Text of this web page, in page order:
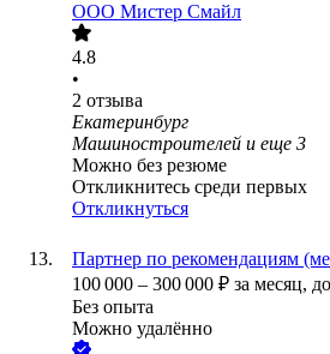
ООО Мистер Смайл
4.8
•
2 отзыва
Екатеринбург
Машиностроителей и еще 3
Можно без резюме
Откликнитесь среди первых
Откликнуться
Партнер по рекомендациям
100 000 – 300 000 ₽ за месяц,
Без опыта
Можно удалённо